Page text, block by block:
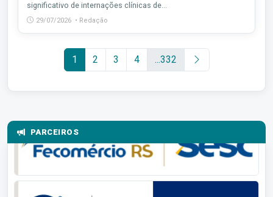
significativo de internações clínicas de...
29/07/2026 • Redação
1 2 3 4 ...332
PARCEIROS